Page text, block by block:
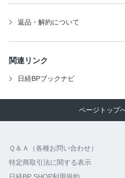
返品・解約について
関連リンク
日経BPブックナビ
ページトップ
Ｑ＆Ａ（各種お問い合わせ）
特定商取引法に関する表示